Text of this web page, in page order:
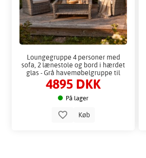
Loungegruppe 4 personer med
sofa, 2 lænestole og bord i hærdet
glas - Grå havemøbelgruppe til
balkon og terrasse
4895 DKK
På lager
Køb